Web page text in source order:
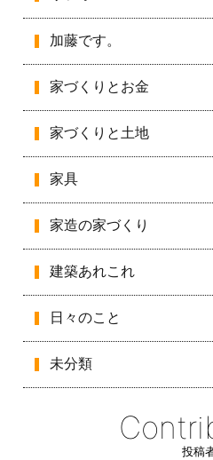
加藤です。
家づくりとお金
家づくりと土地
家具
家造の家づくり
建築あれこれ
日々のこと
未分類
投稿